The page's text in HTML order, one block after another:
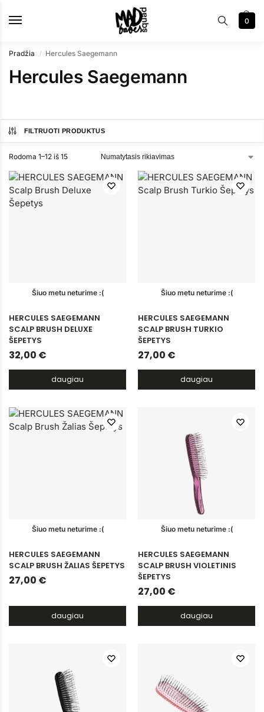
0
Pradžia / Hercules Saegemann
Hercules Saegemann
FILTRUOTI PRODUKTUS
Rodoma 1–12 iš 15
Šiuo metu neturime :(
HERCULES SAEGEMANN
SCALP BRUSH DELUXE
ŠEPETYS
32,00 €
daugiau
Šiuo metu neturime :(
HERCULES SAEGEMANN
SCALP BRUSH TURKIO
ŠEPETYS
27,00 €
daugiau
Šiuo metu neturime :(
HERCULES SAEGEMANN
SCALP BRUSH ŽALIAS ŠEPETYS
27,00 €
daugiau
Šiuo metu neturime :(
HERCULES SAEGEMANN
SCALP BRUSH VIOLETINIS
ŠEPETYS
27,00 €
daugiau